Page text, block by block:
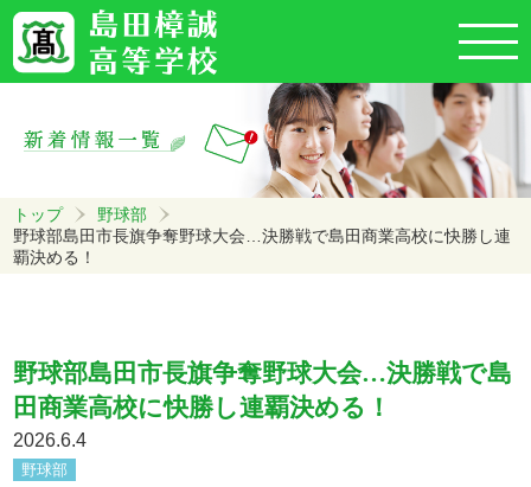
トップ
野球部
野球部島田市長旗争奪野球大会…決勝戦で島田商業高校に快勝し連
覇決める！
野球部島田市長旗争奪野球大会…決勝戦で島
田商業高校に快勝し連覇決める！
2026.6.4
野球部